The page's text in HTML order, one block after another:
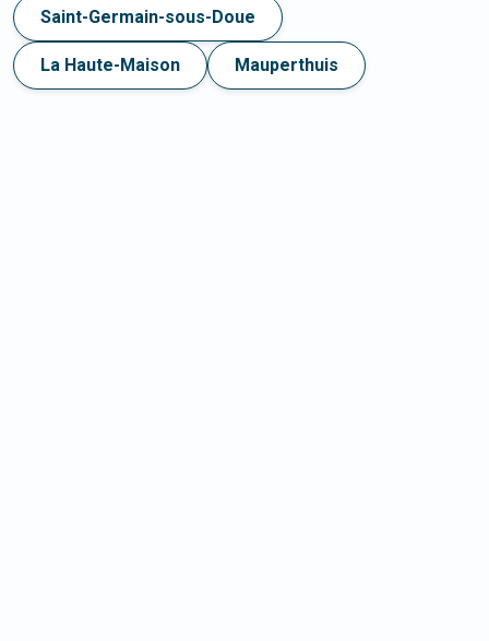
Saint-Germain-sous-Doue
La Haute-Maison Mauperthuis